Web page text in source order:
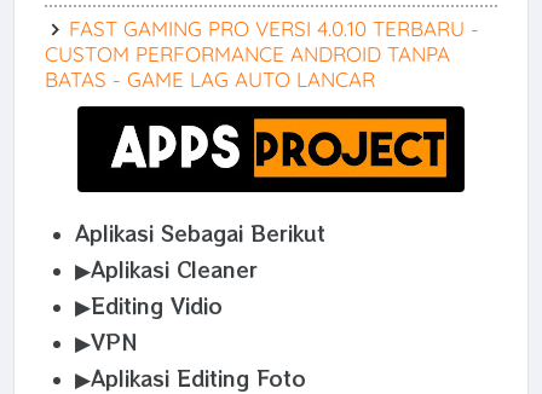
FAST GAMING PRO VERSI 4.0.10 TERBARU -
CUSTOM PERFORMANCE ANDROID TANPA
BATAS - GAME LAG AUTO LANCAR
Aplikasi Sebagai Berikut
▶Aplikasi Cleaner
▶Editing Vidio
▶VPN
▶Aplikasi Editing Foto